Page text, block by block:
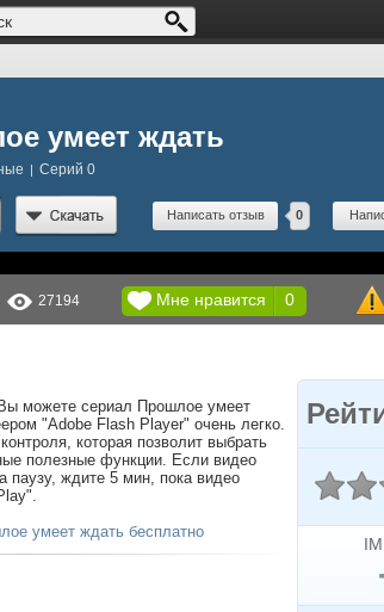
умеет ждать
| Серий 0
Написать отзыв 0
27194 Мне нравится 0
можете сериал Прошлое умеет
"Adobe Flash Player" очень легко.
которая позволит выбрать
полезные функции. Если видео
паузу, ждите 5 мин, пока видео
умеет ждать бесплатно